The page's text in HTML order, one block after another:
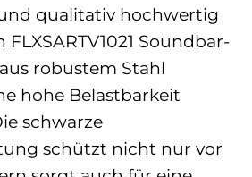
qualitativ hochwertig
FLXSARTV1021 Soundbar-
robustem Stahl
hohe Belastbarkeit
schwarze
schützt nicht nur vor